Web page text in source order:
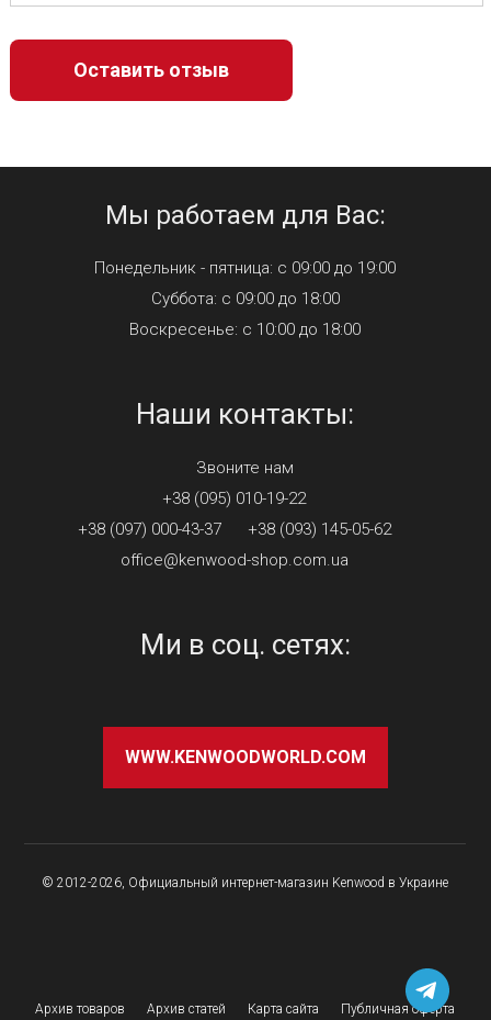
Мы работаем для Вас:
Понедельник - пятница: с 09:00 до 19:00
Суббота: с 09:00 до 18:00
Воскресенье: с 10:00 до 18:00
Наши контакты:
Звоните нам
+38 (095) 010-19-22
+38 (097) 000-43-37
+38 (093) 145-05-62
office@kenwood-shop.com.ua
Ми в соц. сетях:
WWW.KENWOODWORLD.COM
© 2012-2026, Официальный интернет-магазин Kenwood в Украине
Архив товаров Архив статей Карта сайта Публичная оферта